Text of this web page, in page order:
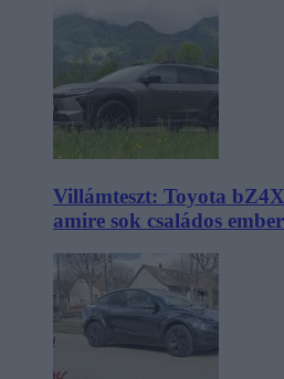
Villámteszt: Toyota
amire sok családos